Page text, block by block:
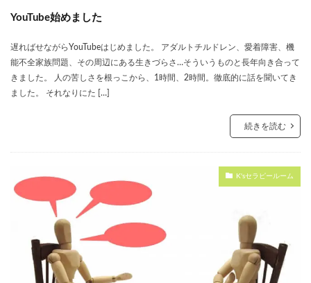
YouTube始めました
遅ればせながらYouTubeはじめました。 アダルトチルドレン、愛着障害、機
能不全家族問題、その周辺にある生きづらさ…そういうものと長年向き合って
きました。 人の苦しさを根っこから、1時間、2時間。徹底的に話を聞いてき
ました。 それなりにた […]
続きを読む
K'sセラピールーム